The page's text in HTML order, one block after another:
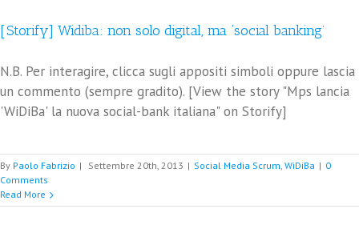
[Storify] Widiba: non solo digital, ma ‘social banking’
N.B. Per interagire, clicca sugli appositi simboli oppure lascia
un commento (sempre gradito). [View the story "Mps lancia
'WiDiBa' la nuova social-bank italiana" on Storify]
By Paolo Fabrizio | Settembre 20th, 2013 | Social Media Scrum, WiDiBa | 0
Comments
Read More